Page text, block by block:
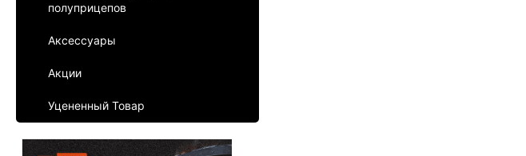
полуприцепов
Аксессуары
Акции
Уцененный Товар